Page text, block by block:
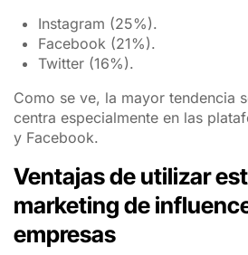
Instagram (25%).
Facebook (21%).
Twitter (16%).
Como se ve, la mayor tendencia
centra especialmente en las
y Facebook.
Ventajas de utilizar
marketing de
empresas